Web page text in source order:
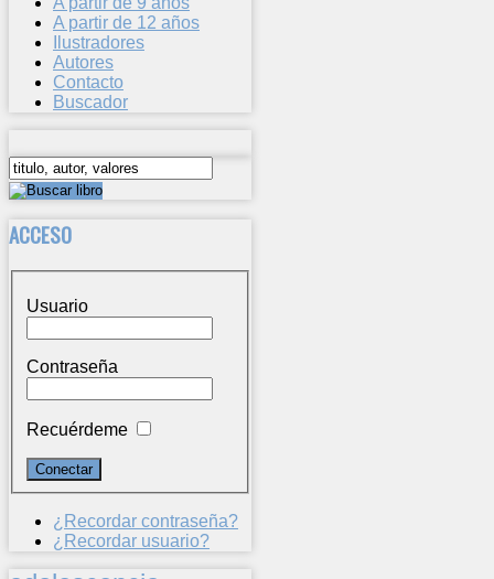
A partir de 12 años
Ilustradores
Autores
Contacto
Buscador
ACCESO
Usuario
Contraseña
Recuérdeme
¿Recordar contraseña?
¿Recordar usuario?